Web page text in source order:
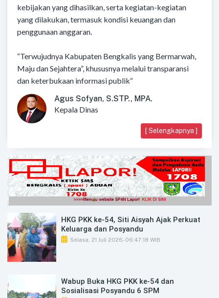
kebijakan yang dihasilkan, serta kegiatan-kegiatan
yang dilakukan, termasuk kondisi keuangan dan
penggunaan anggaran.
“Terwujudnya Kabupaten Bengkalis yang Bermarwah,
Maju dan Sejahtera”, khususnya melalui transparansi
dan keterbukaan informasi publik“
Agus Sofyan, S.STP., MPA.
Kepala Dinas
[ Selengkapnya ]
HKG PKK ke-54, Siti Aisyah Ajak Perkuat
Keluarga dan Posyandu
Selasa, 21 Juli 2026- 06:47:18 WIB
Wabup Buka HKG PKK ke-54 dan
Sosialisasi Posyandu 6 SPM